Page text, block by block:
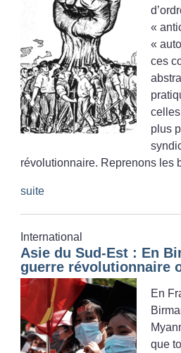
«
«
ces
plus
révolutionnaire. Reprenons les
suite
International
Asie du Sud-Est : En
guerre révolutionnaire
En
que